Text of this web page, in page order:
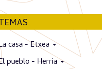
casa - Etxea
pueblo - Herria